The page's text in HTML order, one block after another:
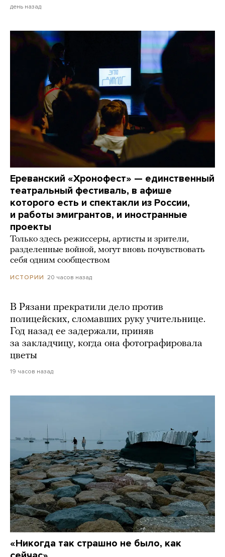
день назад
Ереванский «Хронофест» — единственный
театральный фестиваль, в афише
которого есть и спектакли из России,
и работы эмигрантов, и иностранные
проекты
Только здесь режиссеры, артисты и зрители,
разделенные войной, могут вновь почувствовать
себя одним сообществом
ИСТОРИИ 20 часов назад
В Рязани прекратили дело против
полицейских, сломавших руку учительнице.
Год назад ее задержали, приняв
за закладчицу, когда она фотографировала
цветы
19 часов назад
«Никогда так страшно не было, как